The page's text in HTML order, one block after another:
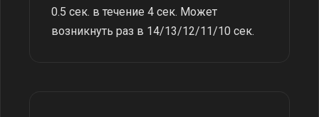
0.5 сек. в течение 4 сек. Может
возникнуть раз в 14/13/12/11/10 сек.